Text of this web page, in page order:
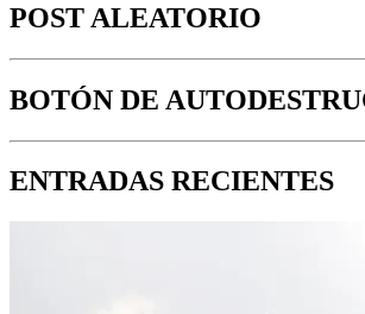
POST ALEATORIO
BOTÓN DE
ENTRADAS RECIENTES